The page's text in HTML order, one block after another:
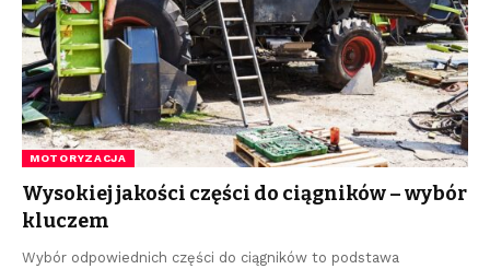
MOTORYZACJA
Wysokiej jakości części do ciągników – wybór
kluczem
Wybór odpowiednich części do ciągników to podstawa